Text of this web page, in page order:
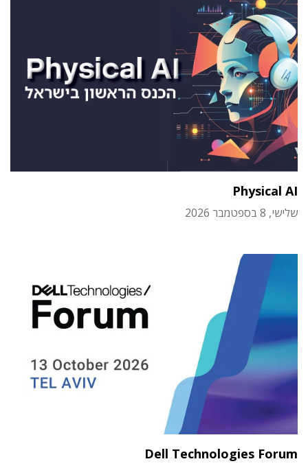
Physical AI
שלישי, 8 בספטמבר 2026
Dell Technologies Forum